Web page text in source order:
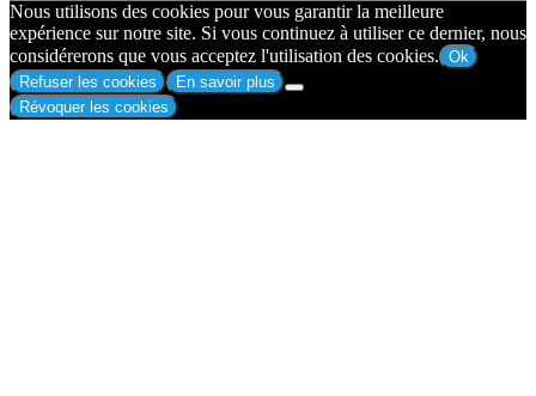
Nous utilisons des cookies pour vous garantir la meilleure
expérience sur notre site. Si vous continuez à utiliser ce dernier, nous
considérerons que vous acceptez l'utilisation des cookies. Ok
Refuser les cookies
En savoir plus
Révoquer les cookies